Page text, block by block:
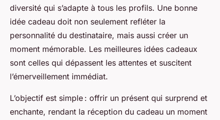
diversité qui s’adapte à tous les profils. Une bonne
idée cadeau doit non seulement refléter la
personnalité du destinataire, mais aussi créer un
moment mémorable. Les meilleures idées cadeaux
sont celles qui dépassent les attentes et suscitent
l’émerveillement immédiat.
L’objectif est simple : offrir un présent qui surprend et
enchante, rendant la réception du cadeau un moment